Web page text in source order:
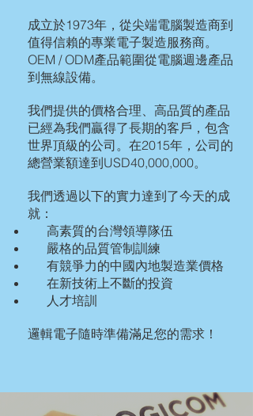
成立於1973年，從尖端電腦製造商到
值得信賴的專業電子製造服務商。
OEM / ODM產品範圍從電腦週邊產品
到無線設備。
我們提供的價格合理、高品質的產品
已經為我們贏得了長期的客戶，包含
世界頂級的公司。在2015年，公司的
總營業額達到USD40,000,000。
​我們透過以下的實力達到了今天的成
就：
高素質的台灣領導隊伍
嚴格的品質管制訓練
有競爭力的中國內地製造業價格
在新技術上不斷的投資
​ 人才培訓
邏輯電子隨時準備滿足您的需求！